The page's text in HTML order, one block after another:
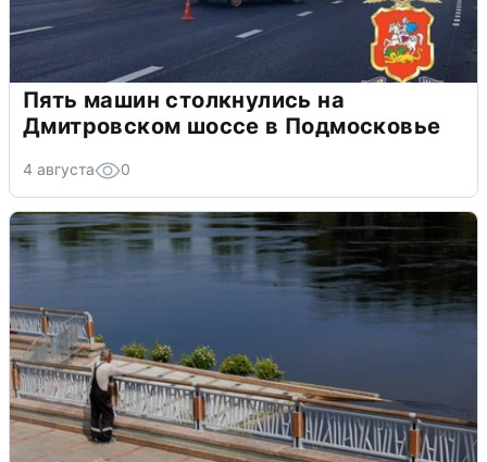
Пять машин столкнулись на
Дмитровском шоссе в Подмосковье
4 августа 0